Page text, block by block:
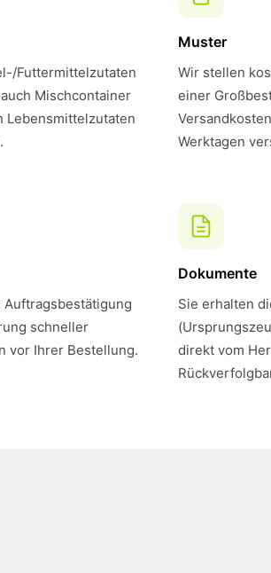
Futtermittelzutaten
Mischcontainer
Lebensmittelzutaten
Muster
Wir stellen
einer
Werktagen
Auftragsbestätigung
schneller
vor Ihrer Bestellung.
Dokumente
Sie erhalten
direkt vom